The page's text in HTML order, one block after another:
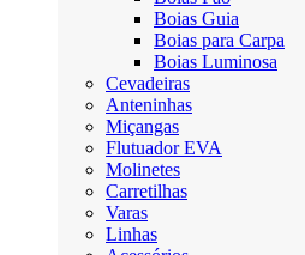
Boias Guia
Boias para Carpa
Boias Luminosa
Cevadeiras
Anteninhas
Miçangas
Flutuador EVA
Molinetes
Carretilhas
Varas
Linhas